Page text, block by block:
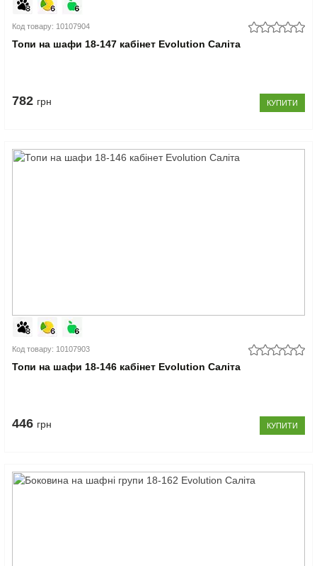
Код товару: 10107904
Топи на шафи 18-147 кабінет Evolution Саліта
782 грн КУПИТИ
Код товару: 10107903
Топи на шафи 18-146 кабінет Evolution Саліта
446 грн КУПИТИ